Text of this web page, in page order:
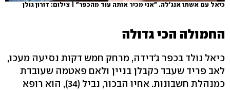
כיאל עם אשתו אנג'לה. "אני מכיר אותה עוד מהכפר" | צילום: דורון גולן
החמולה הכי גדולה
כיאל נולד בכפר ג'דידה, מרחק חמש דקות נסיעה מעכו,
לאב פריד שעבד כקבלן בניין ולאם פאטמה שעובדת
כמנהלת חשבונות. אחיו הבכור, נביל (34), הוא רופא